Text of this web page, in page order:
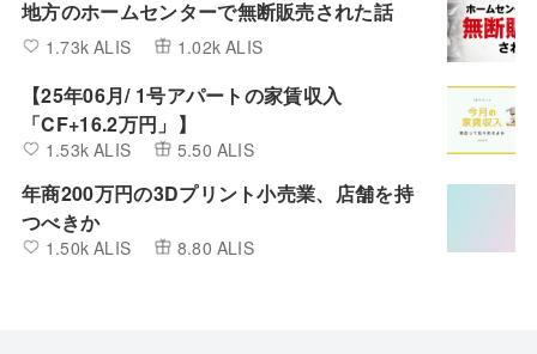
地方のホームセンターで無断販売された話
1.73k ALIS 1.02k ALIS
【25年06月/ 1号アパートの家賃収入
「CF+16.2万円」】
1.53k ALIS 5.50 ALIS
年商200万円の3Dプリント小売業、店舗を持
つべきか
1.50k ALIS 8.80 ALIS